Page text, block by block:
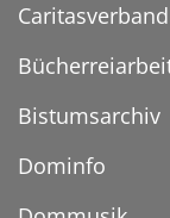
Bistumsarchiv
Dominfo